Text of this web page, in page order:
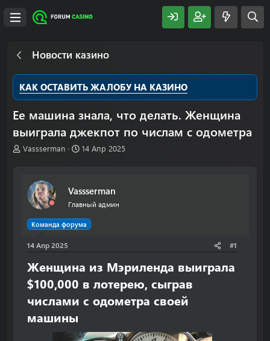
Новости казино
КАК ОСТАВИТЬ ЖАЛОБУ НА КАЗИНО
Ее машина знала, что делать. Женщина
выиграла джекпот по числам с одометра
А
м
Vassserman
Д
н
а
а
14 Апр 2025
Vassserman
Главный админ
Команда форума
14 Апр 2025 #1
Женщина из Мэриленда выиграла
$100,000 в лотерею, сыграв
числами с одометра своей
машины